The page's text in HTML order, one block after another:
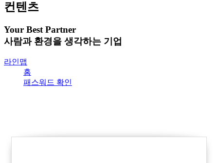
컨텐츠
Your Best Partner
사람과 환경을 생각하는 기업
라인맵
홈
패스워드 확인